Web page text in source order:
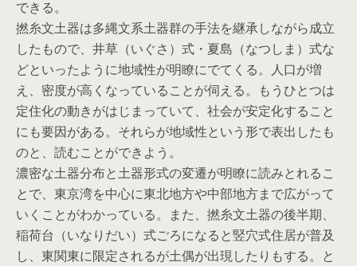
できる。
撚糸文土器は多縄文系土器群の手法を継承しながら成立
したもので、井草（いぐさ）式・夏島（なつしま）式な
どといったように地域性が明瞭にでてくる。人口が増
え、密度が高くなっていることが伺える。もうひとつは
定住化の動きがはじまっていて、社会が安定化すること
にも要因がある。それらが地域性という形で表出したも
のと、読むことができよう。
濃密な土器分布と土器形式の変遷が明瞭に読みとれるこ
とで、東京湾を中心に東北地方や中部地方まで広がって
いくことがわかっている。また、撚糸文土器の後半期、
稲荷台（いなりだい）式ごろになると竪穴式住居が普及
し、東関東に限定されるが土偶が出現したりもする。と